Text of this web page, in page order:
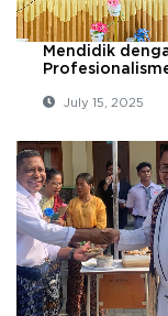
Mendidik
July 15, 2025